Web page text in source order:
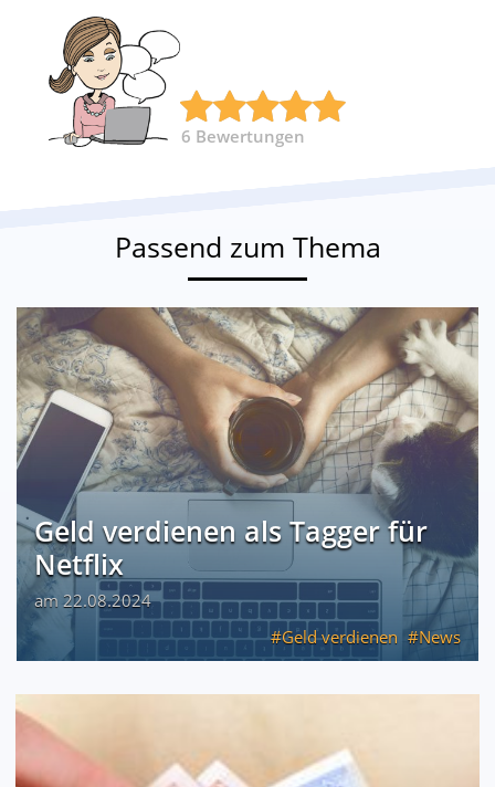
6 Bewertungen
Passend zum Thema
Geld verdienen als Tagger für
Netflix
am 22.08.2024
Geld verdienen
News